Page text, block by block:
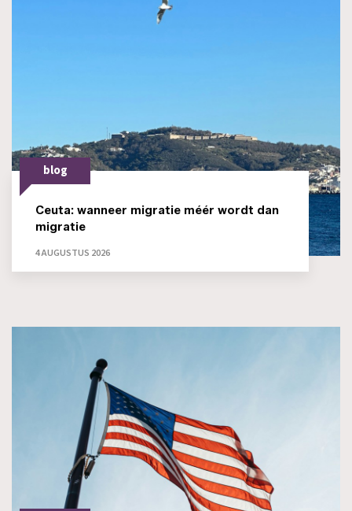
blog
Ceuta: wanneer migratie méér wordt dan
migratie
4 AUGUSTUS 2026